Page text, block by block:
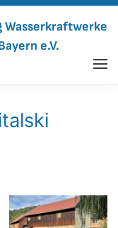
Wasserkraftwerke
e.V.